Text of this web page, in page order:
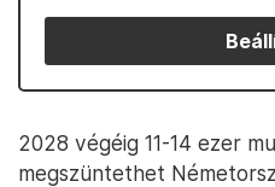
2028 végéig 11-14 ezer
megszüntethet